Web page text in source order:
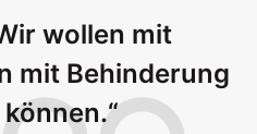
wollen mit
mit Behinderung